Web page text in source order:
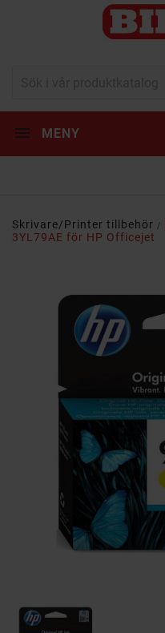
MENY
Skrivare/Printer tillbehör
3YL79AE för HP Officejet